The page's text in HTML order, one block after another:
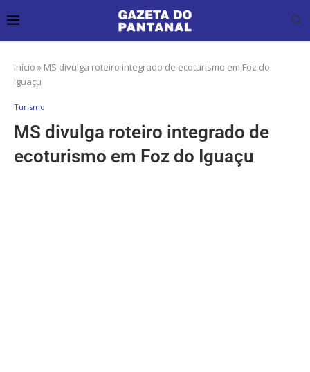
Início » MS divulga roteiro integrado de ecoturismo em Foz do
Iguaçu
Turismo
MS divulga roteiro integrado de
ecoturismo em Foz do Iguaçu